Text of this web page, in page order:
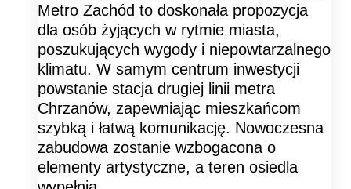
Metro Zachód to doskonała propozycja
dla osób żyjących w rytmie miasta,
poszukujących wygody i niepowtarzalnego
klimatu. W samym centrum inwestycji
powstanie stacja drugiej linii metra
Chrzanów, zapewniając mieszkańcom
szybką i łatwą komunikację. Nowoczesna
zabudowa zostanie wzbogacona o
elementy artystyczne, a teren osiedla